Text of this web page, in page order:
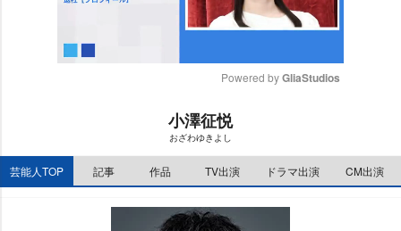
e
Powered by GliaStudios
小澤征悦
おざわゆきよし
芸能人TOP 記事 作品 TV出演 ドラマ出演 CM出演